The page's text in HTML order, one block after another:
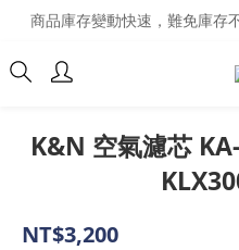
商品庫存變動快速，難免庫存
商品庫存變動快速，難免庫存
經營超過20年的
K&N 空氣濾芯
NT$3,200